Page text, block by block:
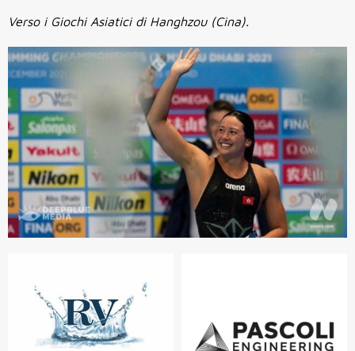
Verso i Giochi Asiatici di Hanghzou (Cina).